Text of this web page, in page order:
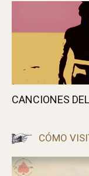
CANCIONES
CÓMO